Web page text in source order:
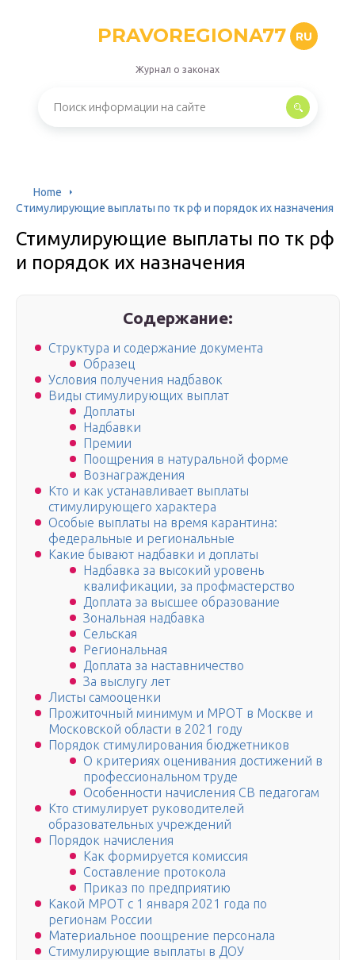
PRAVOREGIONA77 RU
Журнал о законах
Home
Стимулирующие выплаты по тк рф и порядок их назначения
Стимулирующие выплаты по тк рф
и порядок их назначения
Содержание:
Структура и содержание документа
Образец
Условия получения надбавок
Виды стимулирующих выплат
Доплаты
Надбавки
Премии
Поощрения в натуральной форме
Вознаграждения
Кто и как устанавливает выплаты
стимулирующего характера
Особые выплаты на время карантина:
федеральные и региональные
Какие бывают надбавки и доплаты
Надбавка за высокий уровень
квалификации, за профмастерство
Доплата за высшее образование
Зональная надбавка
Сельская
Региональная
Доплата за наставничество
За выслугу лет
Листы самооценки
Прожиточный минимум и МРОТ в Москве и
Московской области в 2021 году
Порядок стимулирования бюджетников
О критериях оценивания достижений в
профессиональном труде
Особенности начисления СВ педагогам
Кто стимулирует руководителей
образовательных учреждений
Порядок начисления­
Как формируется комиссия
Составление протокола
Приказ по предприятию
Какой МРОТ с 1 января 2021 года по
регионам России
Материальное поощрение персонала
Стимулирующие выплаты в ДОУ